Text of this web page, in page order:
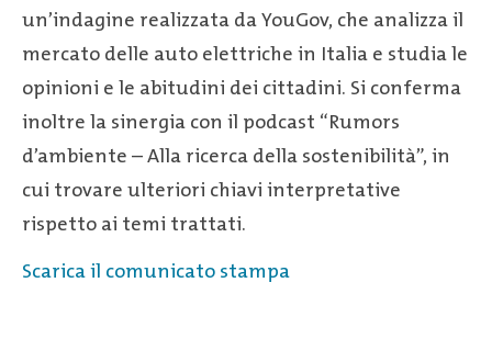
un’indagine realizzata da YouGov, che analizza il
mercato delle auto elettriche in Italia e studia le
opinioni e le abitudini dei cittadini. Si conferma
inoltre la sinergia con il podcast “Rumors
d’ambiente – Alla ricerca della sostenibilità”, in
cui trovare ulteriori chiavi interpretative
rispetto ai temi trattati.
Scarica il comunicato stampa